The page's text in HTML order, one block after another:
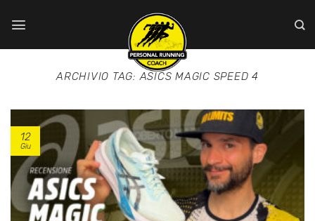
ARCHIVIO TAG:ASICS MAGIC SPEED 4
12
Giu